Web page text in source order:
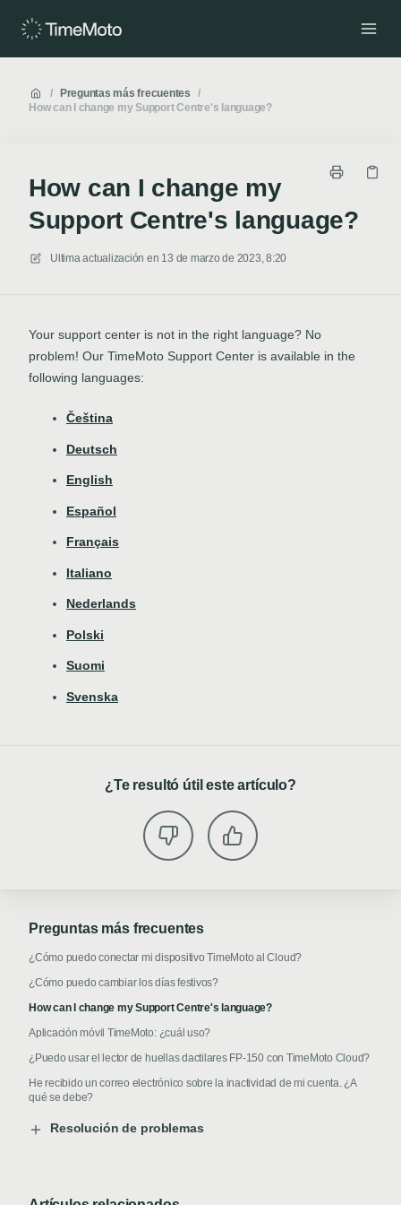
/ Preguntas más frecuentes
/
How can I change my Support Centre's language?
How can I change my
Support Centre's language?
Ultima actualización en 13 de marzo de 2023, 8:20
Your support center is not in the right language? No
problem! Our TimeMoto Support Center is available in the
following languages:
Čeština
Deutsch
English
Español
Français
Italiano
Nederlands
Polski
Suomi
Svenska
¿Te resultó útil este artículo?
Preguntas más frecuentes
¿Cómo puedo conectar mi dispositivo TimeMoto al Cloud?
¿Cómo puedo cambiar los días festivos?
How can I change my Support Centre's language?
Aplicación móvil TimeMoto: ¿cuál uso?
¿Puedo usar el lector de huellas dactilares FP-150 con TimeMoto Cloud?
He recibido un correo electrónico sobre la inactividad de mi cuenta. ¿A
qué se debe?
Resolución de problemas